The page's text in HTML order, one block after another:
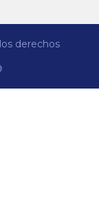
derechos